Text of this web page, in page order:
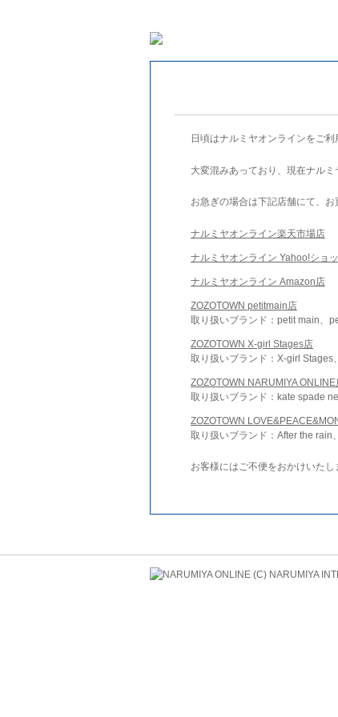
日頃はナルミヤオンラインをご
大変混みあっており、現在ナル
お急ぎの場合は下記店舗にて、お
ナルミヤオンライン楽天市場店
ナルミヤオンライン Yahoo!ショ
ナルミヤオンライン Amazon店
ZOZOTOWN petitmain店
取り扱いブランド：petit main、
ZOZOTOWN X-girl Stages店
取り扱いブランド：X-girl Stages
ZOZOTOWN NARUMIYA ONLINE
取り扱いブランド：kate spade
ZOZOTOWN
取り扱いブランド：After the
お客様にはご不便をおかけいた